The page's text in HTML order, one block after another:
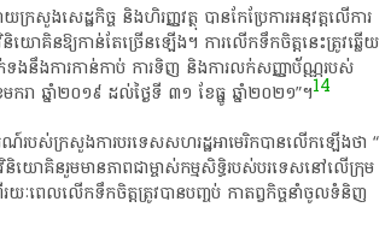
សេដ្ឋកិច្ច​ និង​ហិរញ្ញវត្ថុ​ បាន​កែប្រែ​ការ​អនុវត្ត​លើ​ការ​
ោគិន​ឱ្យ​កាន់តែ​ច្រើន​ឡើង​។​ ការ​លើកទឹកចិត្ត​នេះ​ត្រូវ​ឆ្លើយ​
ង​នឹង​ការ​កាន់កាប់​ ការ​ទិញ​ និង​ការ​លក់​សញ្ញាប័ណ្ណ​របស់​
ា​ ឆ្នាំ​២០១៩​ ដល់​ថ្ងៃ​ទី​ ៣១​ ខែធ្នូ​ ឆ្នាំ​២០២១”​។​14
ណ៍​របស់​ក្រសួងការបរទេស​សហរដ្ឋអាមេរិក​បាន​លើក​ឡើង​ថា​ “​
ោគិន​រួម​មាន​ភាព​ជា​ម្ចាស់​កម្មសិទ្ធិ​របស់​បរទេស​នៅ​លើ​ក្រុម
ៈពេល​លើកទឹកចិត្ត​ត្រូវ​បាន​បញ្ចប់​ កាតព្វកិច្ច​នាំ​ចូល​ទំនិញ​